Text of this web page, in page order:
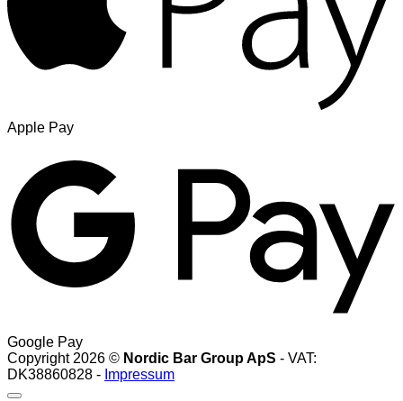
Apple Pay
Google Pay
Copyright 2026 © Nordic Bar Group ApS - VAT:
DK38860828 - Impressum